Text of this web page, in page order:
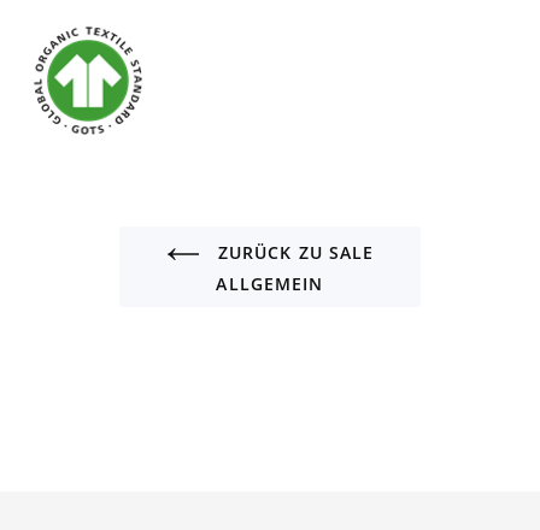
ZURÜCK ZU SALE
ALLGEMEIN